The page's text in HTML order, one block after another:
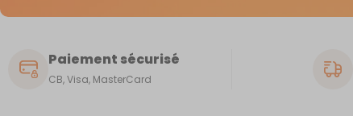
Paiement sécurisé
CB, Visa, MasterCard